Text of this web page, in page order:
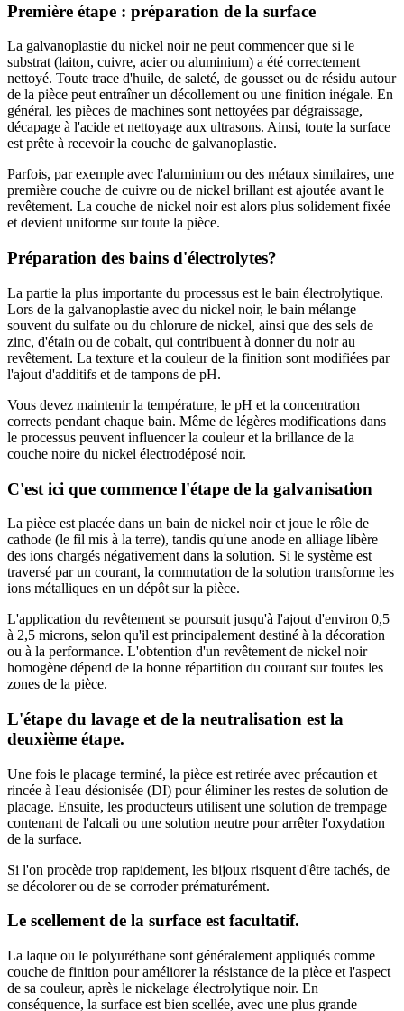
Première étape : préparation de la surface
La galvanoplastie du nickel noir ne peut commencer que si le
substrat (laiton, cuivre, acier ou aluminium) a été correctement
nettoyé. Toute trace d'huile, de saleté, de gousset ou de résidu autour
de la pièce peut entraîner un décollement ou une finition inégale. En
général, les pièces de machines sont nettoyées par dégraissage,
décapage à l'acide et nettoyage aux ultrasons. Ainsi, toute la surface
est prête à recevoir la couche de galvanoplastie.
Parfois, par exemple avec l'aluminium ou des métaux similaires, une
première couche de cuivre ou de nickel brillant est ajoutée avant le
revêtement. La couche de nickel noir est alors plus solidement fixée
et devient uniforme sur toute la pièce.
Préparation des bains d'électrolytes?
La partie la plus importante du processus est le bain électrolytique.
Lors de la galvanoplastie avec du nickel noir, le bain mélange
souvent du sulfate ou du chlorure de nickel, ainsi que des sels de
zinc, d'étain ou de cobalt, qui contribuent à donner du noir au
revêtement. La texture et la couleur de la finition sont modifiées par
l'ajout d'additifs et de tampons de pH.
Vous devez maintenir la température, le pH et la concentration
corrects pendant chaque bain. Même de légères modifications dans
le processus peuvent influencer la couleur et la brillance de la
couche noire du nickel électrodéposé noir.
C'est ici que commence l'étape de la galvanisation
La pièce est placée dans un bain de nickel noir et joue le rôle de
cathode (le fil mis à la terre), tandis qu'une anode en alliage libère
des ions chargés négativement dans la solution. Si le système est
traversé par un courant, la commutation de la solution transforme les
ions métalliques en un dépôt sur la pièce.
L'application du revêtement se poursuit jusqu'à l'ajout d'environ 0,5
à 2,5 microns, selon qu'il est principalement destiné à la décoration
ou à la performance. L'obtention d'un revêtement de nickel noir
homogène dépend de la bonne répartition du courant sur toutes les
zones de la pièce.
L'étape du lavage et de la neutralisation est la
deuxième étape.
Une fois le placage terminé, la pièce est retirée avec précaution et
rincée à l'eau désionisée (DI) pour éliminer les restes de solution de
placage. Ensuite, les producteurs utilisent une solution de trempage
contenant de l'alcali ou une solution neutre pour arrêter l'oxydation
de la surface.
Si l'on procède trop rapidement, les bijoux risquent d'être tachés, de
se décolorer ou de se corroder prématurément.
Le scellement de la surface est facultatif.
La laque ou le polyuréthane sont généralement appliqués comme
couche de finition pour améliorer la résistance de la pièce et l'aspect
de sa couleur, après le nickelage électrolytique noir. En
conséquence, la surface est bien scellée, avec une plus grande